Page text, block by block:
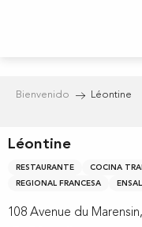
Bienvenido Léontine
Léontine
RESTAURANTE COCINA
REGIONAL FRANCESA
108 Avenue du